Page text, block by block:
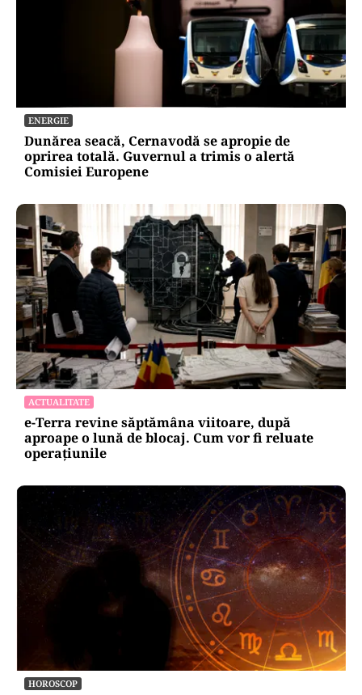
ENERGIE
Dunărea seacă, Cernavodă se apropie de
oprirea totală. Guvernul a trimis o alertă
Comisiei Europene
ACTUALITATE
e-Terra revine săptămâna viitoare, după
aproape o lună de blocaj. Cum vor fi reluate
operațiunile
HOROSCOP